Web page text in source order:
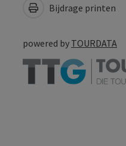
Bijdrage printen
powered by TOURDATA